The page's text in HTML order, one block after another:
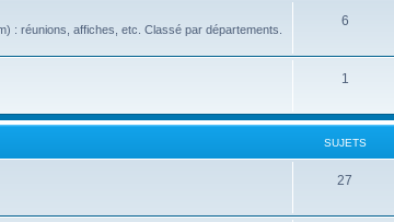
: réunions, affiches, etc. Classé par départements.
6
1
SUJETS
27